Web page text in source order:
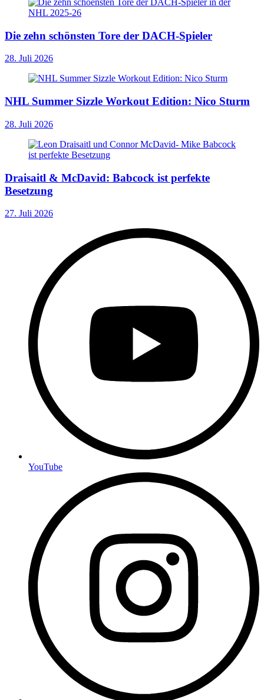
Die zehn schönsten Tore der DACH-Spieler
28. Juli 2026
NHL Summer Sizzle Workout Edition: Nico Sturm
28. Juli 2026
Draisaitl & McDavid: Babcock ist perfekte
Besetzung
27. Juli 2026
YouTube